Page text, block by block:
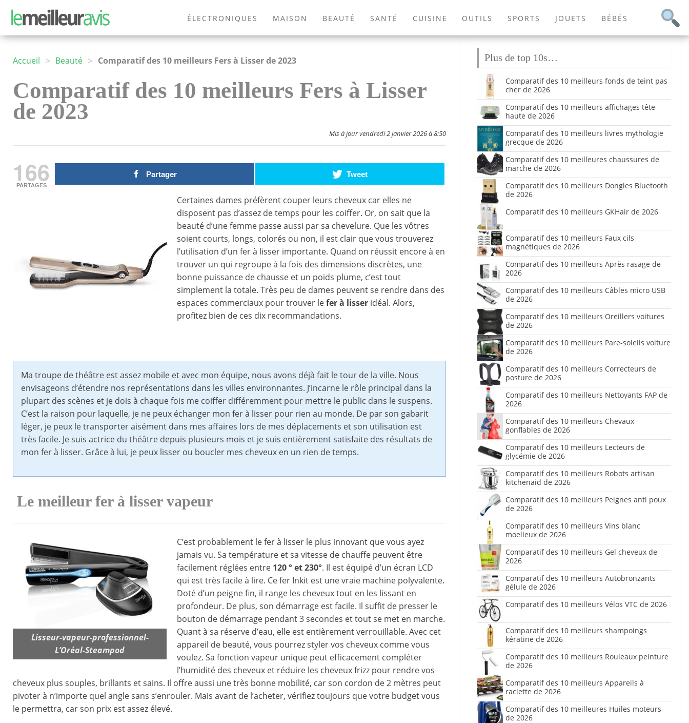
ÉLECTRONIQUES MAISON BEAUTÉ SANTÉ CUISINE OUTILS SPORTS JOUETS BÉBÉS
MODE EXTÉRIEUR ANIMAUX JEUX VIDÉOS LIVRES
Accueil > Beauté > Comparatif des 10 meilleurs Fers à Lisser de 2023
Comparatif des 10 meilleurs Fers à Lisser
de 2023
Mis à jour vendredi 2 janvier 2026 à 8:50
166
PARTAGES
Partager Tweet
Certaines dames préfèrent couper leurs cheveux car elles ne
disposent pas d’assez de temps pour les coiffer. Or, on sait que la
beauté d’une femme passe aussi par sa chevelure. Que les vôtres
soient courts, longs, colorés ou non, il est clair que vous trouverez
l’utilisation d’un fer à lisser importante. Quand on réussit encore à en
trouver un qui regroupe à la fois des dimensions discrètes, une
bonne puissance de chausse et un poids plume, c’est tout
simplement la totale. Très peu de dames peuvent se rendre dans des
espaces commerciaux pour trouver lefer à lisser idéal. Alors,
profitez bien de ces dix recommandations.
Ma troupe de théâtre est assez mobile et avec mon équipe, nous avons déjà fait le tour de la ville. Nous
envisageons d’étendre nos représentations dans les villes environnantes. J’incarne le rôle principal dans la
plupart des scènes et je dois à chaque fois me coiffer différemment pour mettre le public dans le suspens.
C’est la raison pour laquelle, je ne peux échanger mon fer à lisser pour rien au monde. De par son gabarit
léger, je peux le transporter aisément dans mes affaires lors de mes déplacements et son utilisation est
très facile. Je suis actrice du théâtre depuis plusieurs mois et je suis entièrement satisfaite des résultats de
mon fer à lisser. Grâce à lui, je peux lisser ou boucler mes cheveux en un rien de temps.
Le meilleur fer à lisser vapeur
Lisseur-vapeur-professionnel-
L’Oréal-Steampod
C’est probablement le fer à lisser le plus innovant que vous ayez
jamais vu. Sa température et sa vitesse de chauffe peuvent être
facilement réglées entre 120 ° et 230°. Il est équipé d’un écran LCD
qui est très facile à lire. Ce fer Inkit est une vraie machine polyvalente.
Doté d’un peigne fin, il range les cheveux tout en les lissant en
profondeur. De plus, son démarrage est facile. Il suffit de presser le
bouton de démarrage pendant 3 secondes et tout se met en marche.
Quant à sa réserve d’eau, elle est entièrement verrouillable. Avec cet
appareil de beauté, vous pourrez styler vos cheveux comme vous
voulez. Sa fonction vapeur unique peut efficacement compléter
l’humidité des cheveux et réduire les cheveux frizz pour rendre vos
cheveux plus souples, brillants et sains. Il offre aussi une très bonne mobilité, car son cordon de 2 mètres peut
pivoter à n’importe quel angle sans s’enrouler. Mais avant de l’acheter, vérifiez toujours que votre budget vous
le permettra, car son prix est assez élevé.
Plus de top 10s…
Comparatif des 10 meilleurs fonds de teint pas
cher de 2026
Comparatif des 10 meilleurs affichages tête
haute de 2026
Comparatif des 10 meilleurs livres mythologie
grecque de 2026
Comparatif des 10 meilleures chaussures de
marche de 2026
Comparatif des 10 meilleurs Dongles Bluetooth
de 2026
Comparatif des 10 meilleurs GKHair de 2026
Comparatif des 10 meilleurs Faux cils
magnétiques de 2026
Comparatif des 10 meilleurs Après rasage de
2026
Comparatif des 10 meilleurs Câbles micro USB
de 2026
Comparatif des 10 meilleurs Oreillers voitures
de 2026
Comparatif des 10 meilleurs Pare-soleils voiture
de 2026
Comparatif des 10 meilleurs Correcteurs de
posture de 2026
Comparatif des 10 meilleurs Nettoyants FAP de
2026
Comparatif des 10 meilleurs Chevaux
gonflables de 2026
Comparatif des 10 meilleurs Lecteurs de
glycémie de 2026
Comparatif des 10 meilleurs Robots artisan
kitchenaid de 2026
Comparatif des 10 meilleurs Peignes anti poux
de 2026
Comparatif des 10 meilleurs Vins blanc
moelleux de 2026
Comparatif des 10 meilleurs Gel cheveux de
2026
Comparatif des 10 meilleurs Autobronzants
gélule de 2026
Comparatif des 10 meilleurs Vélos VTC de 2026
Comparatif des 10 meilleurs shampoings
kératine de 2026
Comparatif des 10 meilleurs Rouleaux peinture
de 2026
Comparatif des 10 meilleurs Appareils à
raclette de 2026
Comparatif des 10 meilleures Huiles moteurs
de 2026